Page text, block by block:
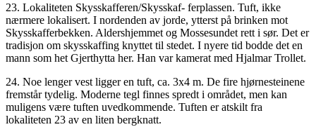
23. Lokaliteten Skysskafferen/Skysskaf- ferplassen. Tuft, ikke
nærmere lokalisert. I nordenden av jorde, ytterst på brinken mot
Skysskafferbekken. Aldershjemmet og Mossesundet rett i sør. Det er
tradisjon om skysskaffing knyttet til stedet. I nyere tid bodde det en
mann som het Gjerthytta her. Han var kamerat med Hjalmar Trollet.
24. Noe lenger vest ligger en tuft, ca. 3x4 m. De fire hjørnesteinene
fremstår tydelig. Moderne tegl finnes spredt i området, men kan
muligens være tuften uvedkommende. Tuften er atskilt fra
lokaliteten 23 av en liten bergknatt.